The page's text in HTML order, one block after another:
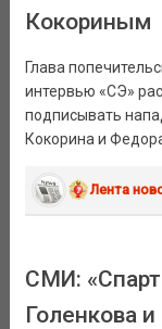
Кокориным
Глава
интервью «СЭ»
подписывать
Кокорина и Федора
Лента
СМИ:
Голенкова